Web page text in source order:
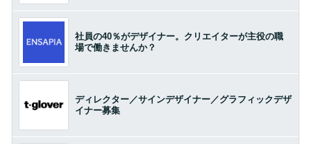
社員の40％がデザイナー。クリエイターが主役の職
場で働きませんか？
ディレクター／サインデザイナー／グラフィックデザ
イナー募集